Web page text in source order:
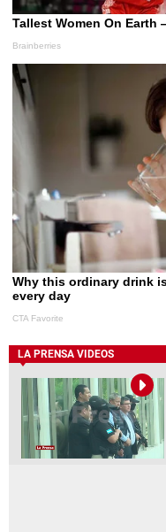
LA PRENSA VIDEOS